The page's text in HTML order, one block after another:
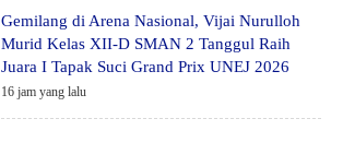
Gemilang di Arena Nasional, Vijai Nurulloh
Murid Kelas XII-D SMAN 2 Tanggul Raih
Juara I Tapak Suci Grand Prix UNEJ 2026
16 jam yang lalu